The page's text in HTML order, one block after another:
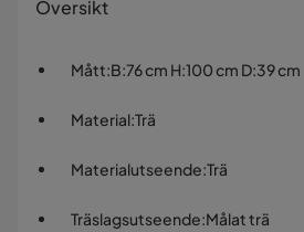
Översikt
Mått:B:76 cm H:100 cm D:39 cm
Material:Trä
Materialutseende:Trä
Träslagsutseende:Målat trä